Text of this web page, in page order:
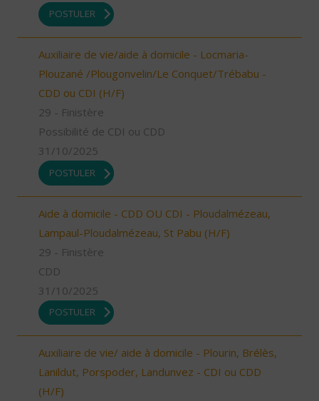
POSTULER
Auxiliaire de vie/aide à domicile - Locmaria-
Plouzané /Plougonvelin/Le Conquet/Trébabu -
CDD ou CDI (H/F)
29 - Finistère
Possibilité de CDI ou CDD
31/10/2025
POSTULER
Aide à domicile - CDD OU CDI - Ploudalmézeau,
Lampaul-Ploudalmézeau, St Pabu (H/F)
29 - Finistère
CDD
31/10/2025
POSTULER
Auxiliaire de vie/ aide à domicile - Plourin, Brélès,
Lanildut, Porspoder, Landunvez - CDI ou CDD
(H/F)